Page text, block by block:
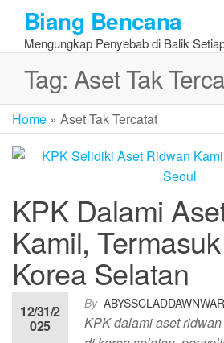
the
content
Biang Bencana
Mengungkap Penyebab di Balik
Tag: Aset Tak
Home » Aset Tak Tercatat
KPK Dalami
Kamil,
Korea Selatan
By
12/31/2
025
KPK dalami aset